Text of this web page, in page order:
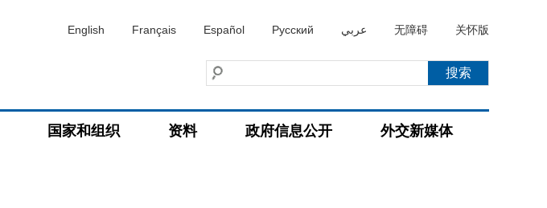
English Français Español Русский عربي 无障碍 关怀版
国家和组织 资料 政府信息公开 外交新媒体